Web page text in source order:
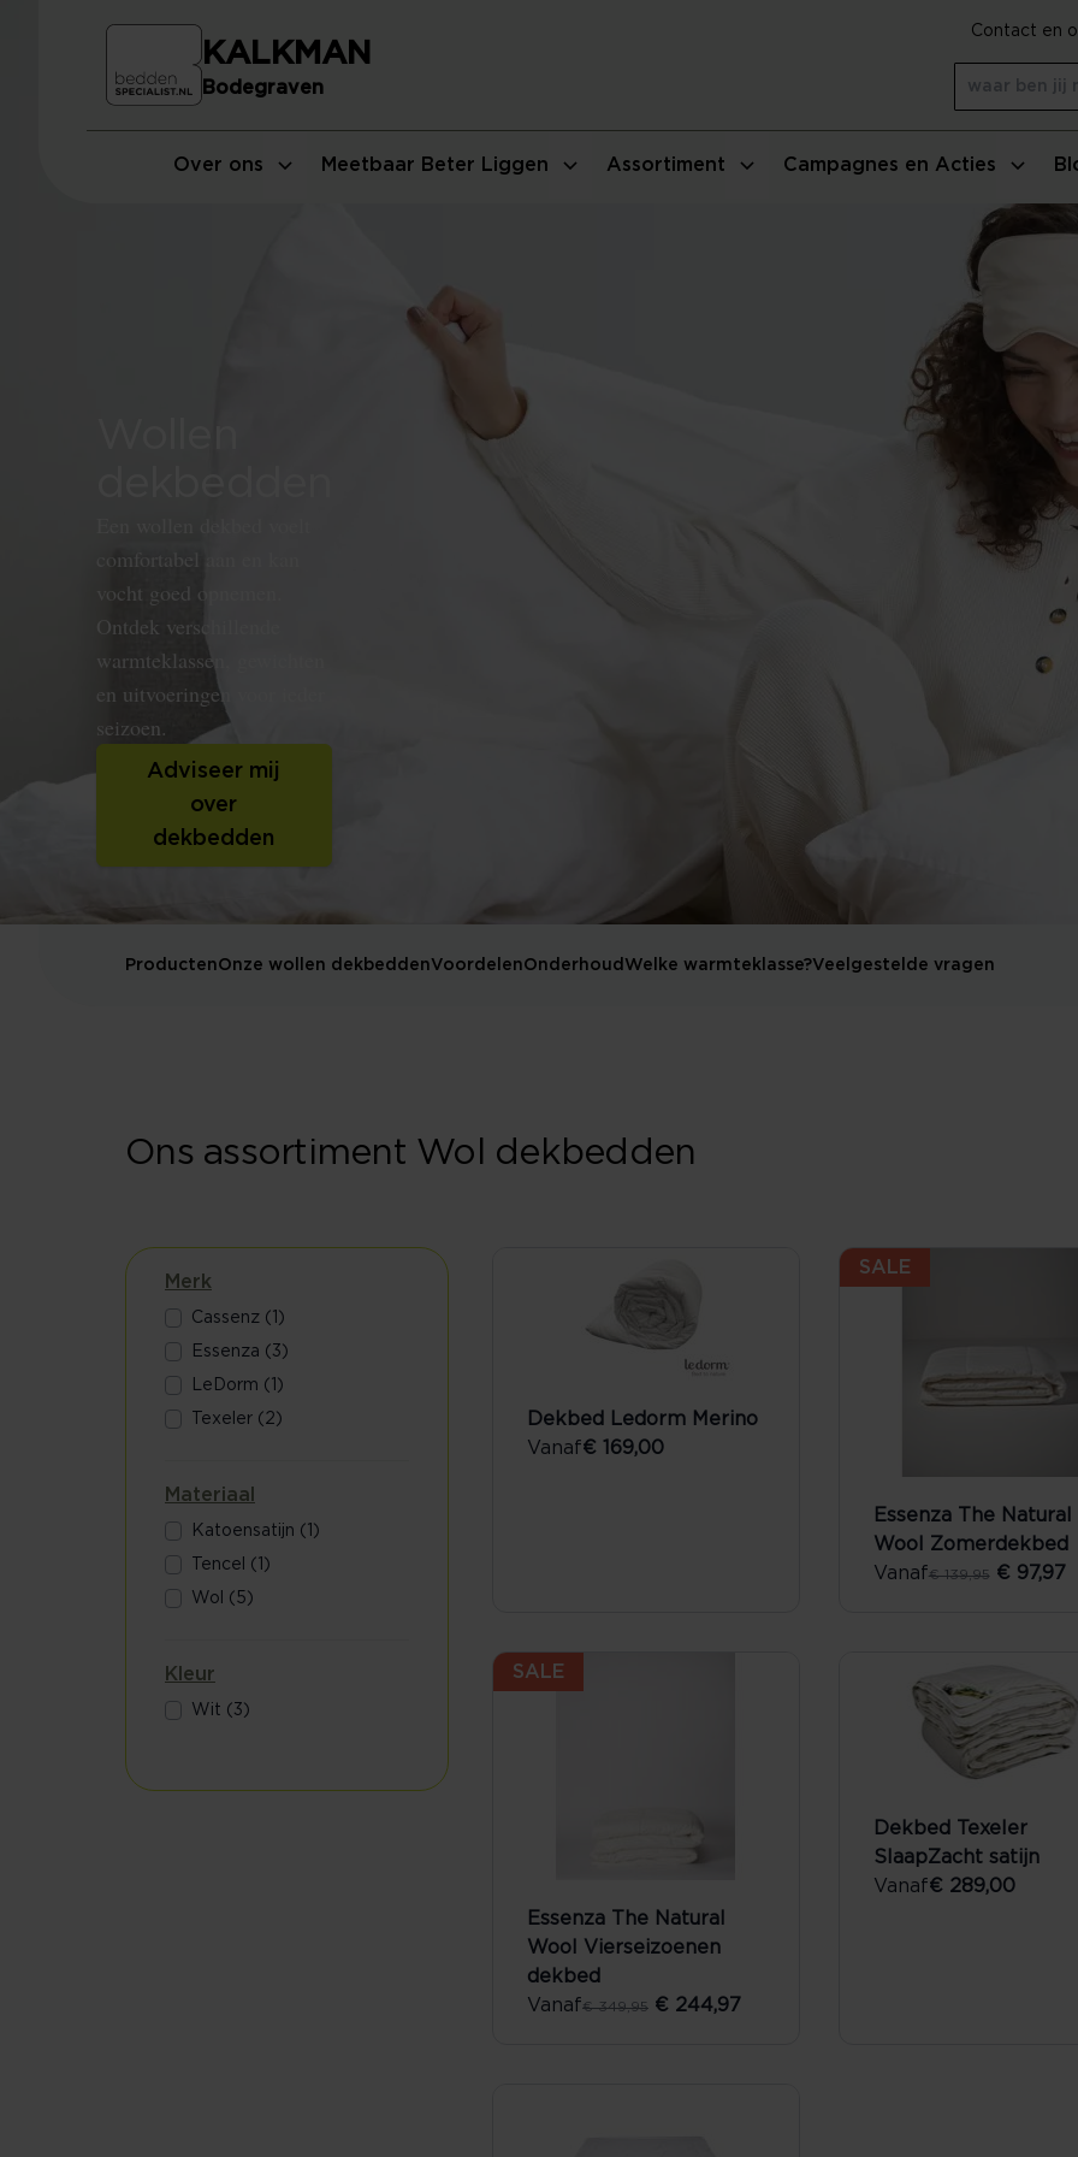
Over ons Meetbaar Beter Liggen Assortiment Campagnes en Acties
KALKMAN
Bodegraven
Contact en
comfortabel aan en kan
vocht goed opnemen.
Ontdek verschillende
warmteklassen, gewichten
en uitvoeringen voor ieder
seizoen.
Adviseer mij
over
dekbedden
ProductenOnze wollen dekbeddenVoordelenOnderhoud Welke warmteklasse?Veelgestelde vragen
Ons assortiment Wol dekbedden
Merk
Cassenz (1)
Essenza (3)
LeDorm (1)
Texeler (2)
Materiaal
Katoensatijn (1)
Tencel (1)
Wol (5)
Kleur
Wit (3)
Dekbed Ledorm Merino
Vanaf€ 169,00
SALE
Essenza The Natural
Wool Zomerdekbed
Vanaf€ 139,95 € 97,97
SALE
Essenza The Natural
Wool Vierseizoenen
dekbed
Vanaf€ 349,95 € 244,97
Dekbed Texeler
SlaapZacht satijn
Vanaf€ 289,00